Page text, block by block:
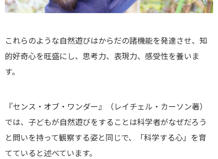
これらのような自然遊びはからだの諸機能を発達させ、知
的好奇心を旺盛にし、思考力、表現力、感受性を養いま
す。
『センス・オブ・ワンダー』（レイチェル・カーソン著）
では、子どもが自然遊びをすることは科学者がなぜだろう
と問いを持って観察する姿と同じで、「科学する心」を育
てていると述べています。